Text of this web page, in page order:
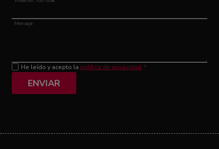
Mensaje
He leído y acepto la política de privacidad. *
ENVIAR